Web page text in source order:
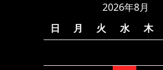
2026年8月
日
月 火 水 木